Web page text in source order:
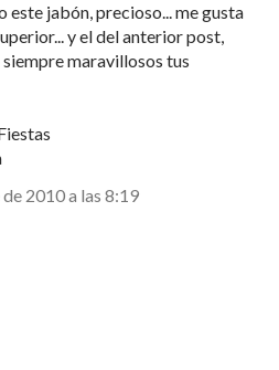
este jabón, precioso... me gusta
y el del anterior post,
maravillosos tus
2010 a las 8:19